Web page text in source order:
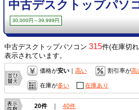
中古デスクトップパソ
30,000円～39,999円
中古デスクトップパソコン 315件(在庫切
表示されています。
価格が安い｜ 高い 割引率が高
在庫が多い 在庫あり
20件 ｜ 40件